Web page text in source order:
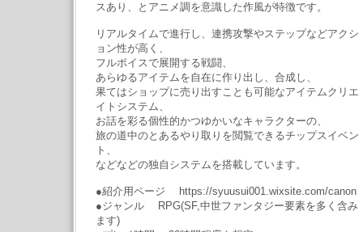
スあり、とアニメ調を意識した作風が特徴です。
リアルタイムで進行し、連携攻撃やステップなどアクシ
ョン性が高く、
フルボイスで展開する戦闘、
あらゆるアイテムを自在に作り出し、合成し、
果てはショップに売り出すことも可能なアイテムクリエ
イトシステム、
お話を彩る個性的かつゆかいなキャラクターの、
旅の道中のとあるやり取りを閲覧できるチップスイベン
ト、
などなどの独自システムを搭載しています。
●紹介用ページ https://syuusui001.wixsite.com/canon
●ジャンル RPG(SF,中世ファンタジー要素を多く含み
ます)